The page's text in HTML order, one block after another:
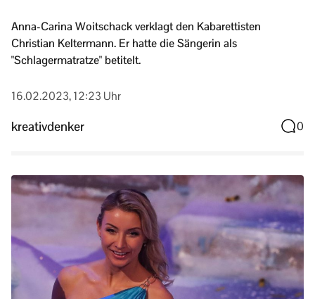
Anna-Carina Woitschack verklagt den Kabarettisten
Christian Keltermann. Er hatte die Sängerin als
"Schlagermatratze" betitelt.
16.02.2023, 12:23 Uhr
kreativdenker 0